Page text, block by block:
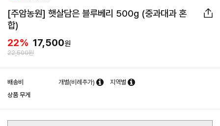
[주암농원] 햇살담은 블루베리 500g (중과대과 혼
합)
22% 17,500원
22,500원
배송비 개별(비례추가)
지역별
상품 무게